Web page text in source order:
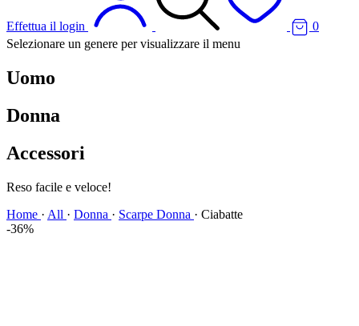
Effettua il login
0
Selezionare un genere per visualizzare il menu
Uomo
Donna
Accessori
Spedizione veloce!
Home · All · Donna · Scarpe Donna · Ciabatte
-36%